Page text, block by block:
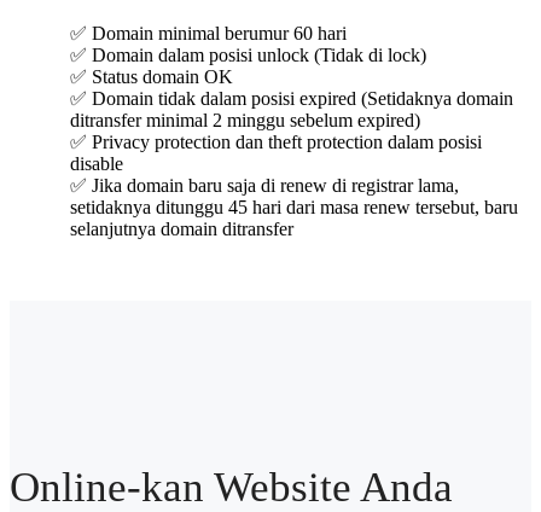
✅ Domain minimal berumur 60 hari
✅ Domain dalam posisi unlock (Tidak di lock)
✅ Status domain OK
✅ Domain tidak dalam posisi expired (Setidaknya domain
ditransfer minimal 2 minggu sebelum expired)
✅ Privacy protection dan theft protection dalam posisi
disable
✅ Jika domain baru saja di renew di registrar lama,
setidaknya ditunggu 45 hari dari masa renew tersebut, baru
selanjutnya domain ditransfer
Online-kan Website Anda